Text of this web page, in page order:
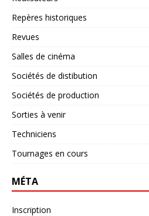
Repères historiques
Revues
Salles de cinéma
Sociétés de distibution
Sociétés de production
Sorties à venir
Techniciens
Tournages en cours
MÉTA
Inscription